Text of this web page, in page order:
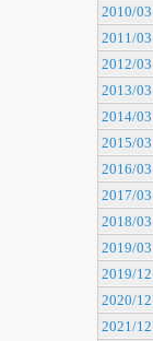
2010/03
2011/03
2012/03
2013/03
2014/03
2015/03
2016/03
2017/03
2018/03
2019/03
2019/12
2020/12
2021/12